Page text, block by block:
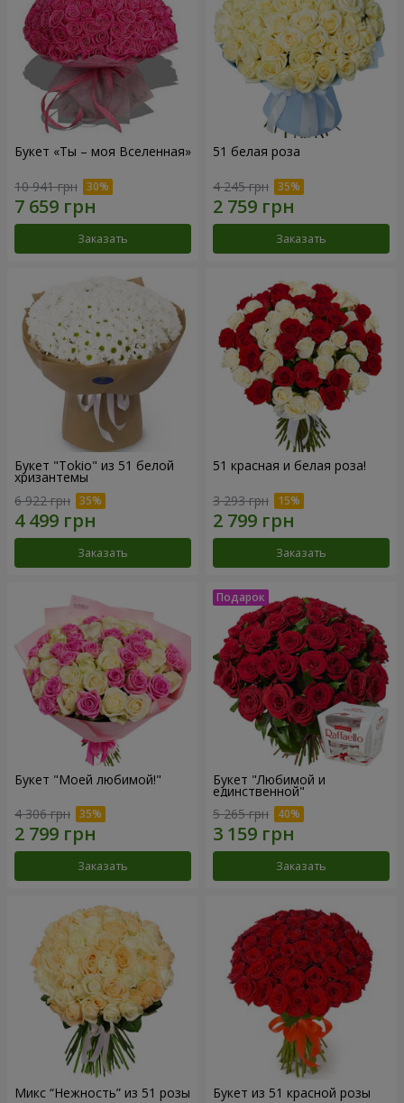
Букет «Ты – моя Вселенная»
10 941 грн
Заказать
51 белая роза
4 245 грн
Заказать
Букет "Tokio" из 51 белой
хризантемы
6 922 грн
Заказать
51 красная и белая роза!
3 293 грн
Заказать
Букет "Моей любимой!"
4 306 грн
Заказать
Букет "Любимой и
единственной"
5 265 грн
Заказать
Микс “Нежность” из 51 розы Букет из 51 красной розы